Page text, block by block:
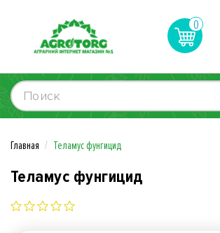
0
Главная Теламус фунгицид
Теламус фунгицид